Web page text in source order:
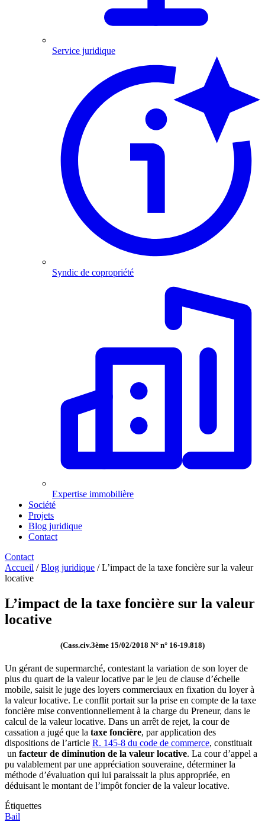
Service juridique
Syndic de copropriété
Expertise immobilière
Société
Projets
Blog juridique
Contact
Contact
Accueil / Blog juridique / L’impact de la taxe foncière sur la valeur
locative
L’impact de la taxe foncière sur la valeur
locative
(Cass.civ.3ème 15/02/2018 N° n° 16-19.818)
Un gérant de supermarché, contestant la variation de son loyer de
plus du quart de la valeur locative par le jeu de clause d’échelle
mobile, saisit le juge des loyers commerciaux en fixation du loyer à
la valeur locative. Le conflit portait sur la prise en compte de la taxe
foncière mise conventionnellement à la charge du Preneur, dans le
calcul de la valeur locative. Dans un arrêt de rejet, la cour de
cassation a jugé que la taxe foncière, par application des
dispositions de l’article R. 145-8 du code de commerce, constituait
un facteur de diminution de la valeur locative. La cour d’appel a
pu valablement par une appréciation souveraine, déterminer la
méthode d’évaluation qui lui paraissait la plus appropriée, en
déduisant le montant de l’impôt foncier de la valeur locative.
Étiquettes
Bail